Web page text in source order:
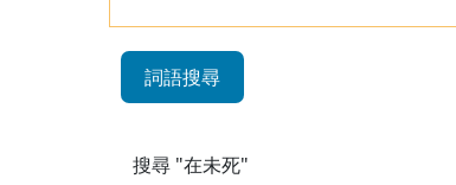
詞語搜尋
搜尋 "在未死"